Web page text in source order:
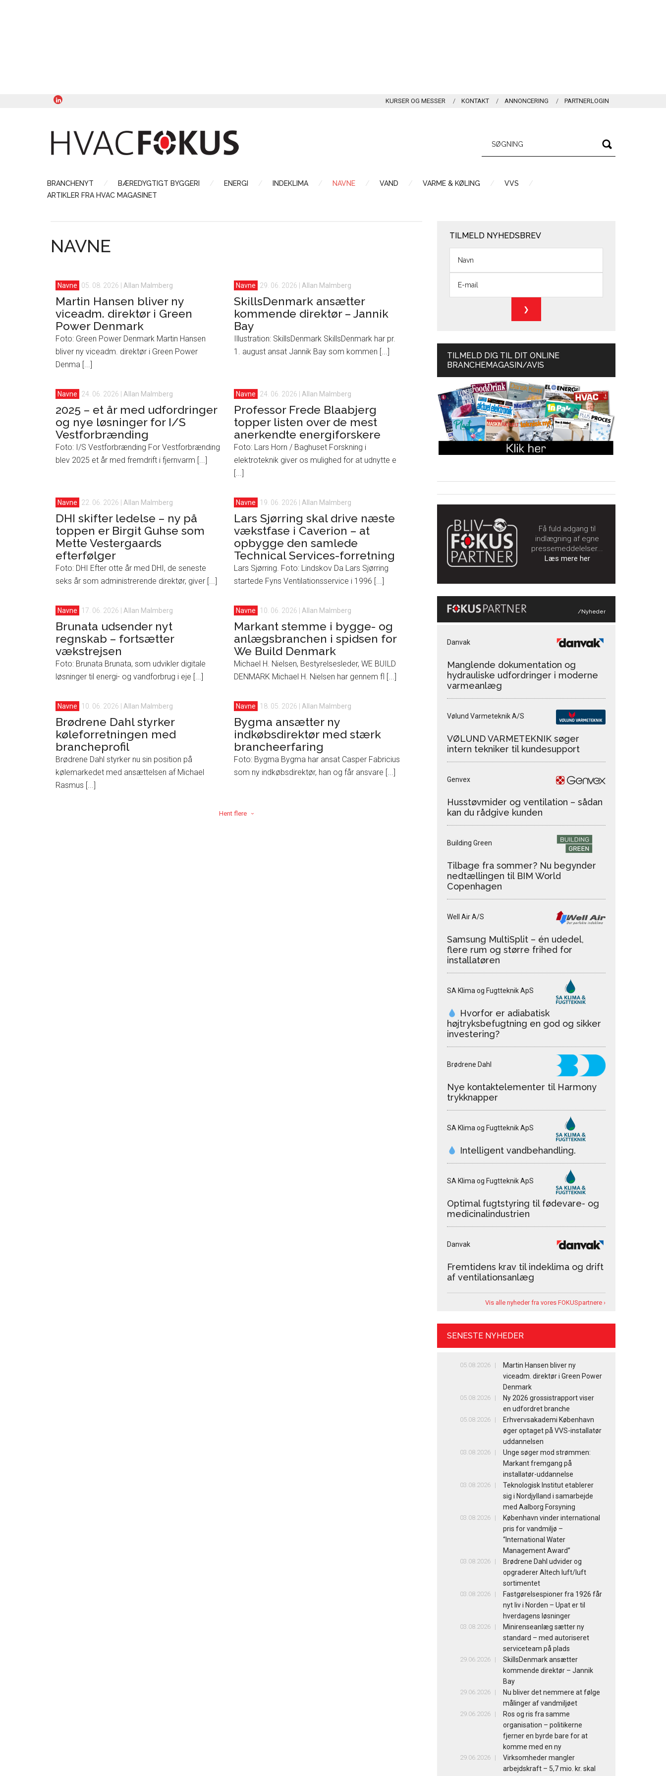
KURSER OG MESSER KONTAKT ANNONCERING PARTNERLOGIN
BRANCHENYT BÆREDYGTIGT BYGGERI ENERGI INDEKLIMA NAVNE VAND VARME & KØLING
VVS
ARTIKLER FRA HVAC MAGASINET
NAVNE
Navne 05. 08. 2026 Allan Malmberg
Martin Hansen bliver ny
viceadm. direktør i Green
Power Denmark
Foto: Green Power Denmark Martin Hansen
bliver ny viceadm. direktør i Green Power
Denma [...]
Navne 29. 06. 2026 Allan Malmberg
SkillsDenmark ansætter
kommende direktør – Jannik
Bay
Illustration: SkillsDenmark SkillsDenmark har pr.
1. august ansat Jannik Bay som kommen [...]
Navne 24. 06. 2026 Allan Malmberg
2025 – et år med udfordringer
og nye løsninger for I/S
Vestforbrænding
Foto: I/S Vestforbrænding For Vestforbrænding
blev 2025 et år med fremdrift i fjernvarm [...]
Navne 24. 06. 2026 Allan Malmberg
Professor Frede Blaabjerg
topper listen over de mest
anerkendte energiforskere
Foto: Lars Horn / Baghuset Forskning i
elektroteknik giver os mulighed for at udnytte e
[...]
Navne 22. 06. 2026 Allan Malmberg
DHI skifter ledelse – ny på
toppen er Birgit Guhse som
Mette Vestergaards
efterfølger
Foto: DHI Efter otte år med DHI, de seneste
seks år som administrerende direktør, giver [...]
Navne 19. 06. 2026 Allan Malmberg
Lars Sjørring skal drive næste
vækstfase i Caverion – at
opbygge den samlede
Technical Services-forretning
Lars Sjørring. Foto: Lindskov Da Lars Sjørring
startede Fyns Ventilationsservice i 1996 [...]
Navne 17. 06. 2026 Allan Malmberg
Brunata udsender nyt
regnskab – fortsætter
vækstrejsen
Foto: Brunata Brunata, som udvikler digitale
løsninger til energi- og vandforbrug i eje [...]
Navne 10. 06. 2026 Allan Malmberg
Markant stemme i bygge- og
anlægsbranchen i spidsen for
We Build Denmark
Michael H. Nielsen, Bestyrelsesleder, WE BUILD
DENMARK Michael H. Nielsen har gennem fl [...]
Navne 10. 06. 2026 Allan Malmberg
Brødrene Dahl styrker
køleforretningen med
brancheprofil
Brødrene Dahl styrker nu sin position på
kølemarkedet med ansættelsen af Michael
Rasmus [...]
Navne 18. 05. 2026 Allan Malmberg
Bygma ansætter ny
indkøbsdirektør med stærk
brancheerfaring
Foto: Bygma Bygma har ansat Casper Fabricius
som ny indkøbsdirektør, han og får ansvare [...]
Hent flere
TILMELD NYHEDSBREV
TILMELD DIG TIL DIT ONLINE
BRANCHEMAGASIN/AVIS
Få fuld adgang til
indlægning af egne
pressemeddelelser...
Læs mere her
/Nyheder
Danvak
Manglende dokumentation og
hydrauliske udfordringer i moderne
varmeanlæg
Vølund Varmeteknik A/S
VØLUND VARMETEKNIK søger
intern tekniker til kundesupport
Genvex
Husstøvmider og ventilation – sådan
kan du rådgive kunden
Building Green
Tilbage fra sommer? Nu begynder
nedtællingen til BIM World
Copenhagen
Well Air A/S
Samsung MultiSplit – én udedel,
flere rum og større frihed for
installatøren
SA Klima og Fugtteknik ApS
Hvorfor er adiabatisk
højtryksbefugtning en god og sikker
investering?
Brødrene Dahl
Nye kontaktelementer til Harmony
trykknapper
SA Klima og Fugtteknik ApS
Intelligent vandbehandling.
SA Klima og Fugtteknik ApS
Optimal fugtstyring til fødevare- og
medicinalindustrien
Danvak
Fremtidens krav til indeklima og drift
af ventilationsanlæg
Vis alle nyheder fra vores FOKUSpartnere ›
SENESTE NYHEDER
05.08.2026
Martin Hansen bliver ny
viceadm. direktør i Green Power
Denmark
05.08.2026
Ny 2026 grossistrapport viser
en udfordret branche
05.08.2026
Erhvervsakademi København
øger optaget på VVS-installatør
uddannelsen
03.08.2026
Unge søger mod strømmen:
Markant fremgang på
installatør-uddannelse
03.08.2026
Teknologisk Institut etablerer
sig i Nordjylland i samarbejde
med Aalborg Forsyning
03.08.2026
København vinder international
pris for vandmiljø –
“International Water
Management Award”
03.08.2026
Brødrene Dahl udvider og
opgraderer Altech luft/luft
sortimentet
03.08.2026
Fastgørelsespioner fra 1926 får
nyt liv i Norden – Upat er til
hverdagens løsninger
03.08.2026
Minirenseanlæg sætter ny
standard – med autoriseret
serviceteam på plads
29.06.2026
SkillsDenmark ansætter
kommende direktør – Jannik
Bay
29.06.2026
Nu bliver det nemmere at følge
målinger af vandmiljøet
29.06.2026
Ros og ris fra samme
organisation – politikerne
fjerner en byrde bare for at
komme med en ny
29.06.2026
Virksomheder mangler
arbejdskraft – 5,7 mio. kr. skal